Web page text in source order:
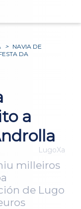
> NAVIA DE
DA
a
LugoXa
milleiros
de Lugo